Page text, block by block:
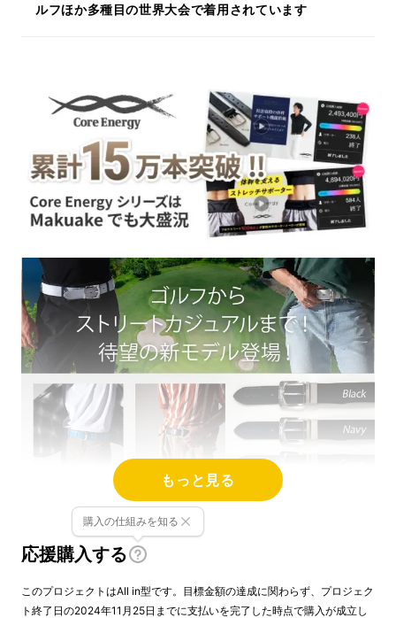
ルフほか多種目の世界大会で着用されています
もっと見る
応援購入する
購入の仕組みを知る
このプロジェクトはAll in型です。目標金額の達成に関わらず、プロジェク
ト終了日の2024年11月25日までに支払いを完了した時点で購入が成立し